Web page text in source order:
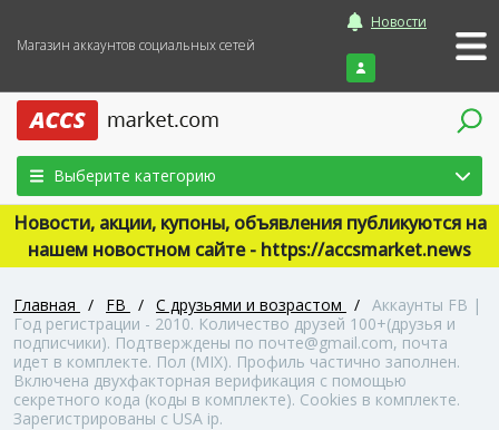
Магазин аккаунтов социальных сетей
Новости
Войти
Выберите категорию
Новости, акции, купоны, объявления публикуются на
нашем новостном сайте - https://accsmarket.news
Главная / FB / С друзьями и возрастом / Аккаунты FB |
Год регистрации - 2010. Количество друзей 100+(друзья и
подписчики). Подтверждены по почте@gmail.com, почта
идет в комплекте. Пол (MIX). Профиль частично заполнен.
Включена двухфакторная верификация с помощью
секретного кода (коды в комплекте). Сookies в комплекте.
Зарегистрированы с USA ip.